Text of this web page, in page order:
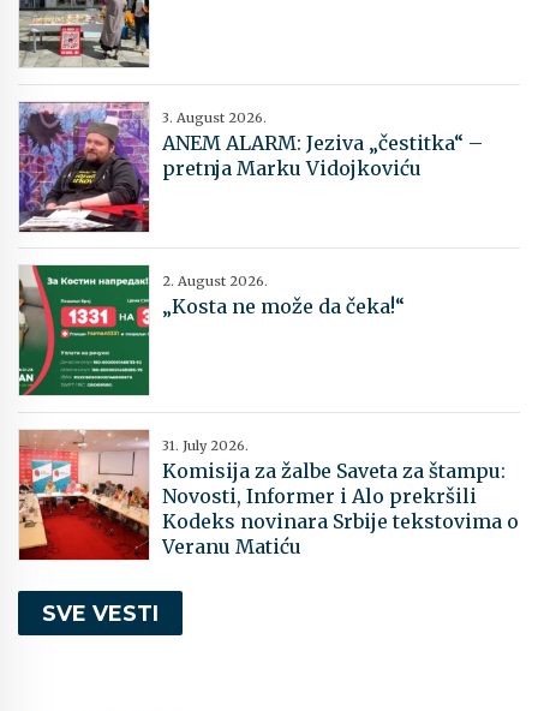
3. August 2026.
ANEM ALARM: Jeziva „čestitka“ –
pretnja Marku Vidojkoviću
2. August 2026.
„Kosta ne može da čeka!“
31. July 2026.
Komisija za žalbe Saveta za štampu:
Novosti, Informer i Alo prekršili
Kodeks novinara Srbije tekstovima o
Veranu Matiću
SVE VESTI